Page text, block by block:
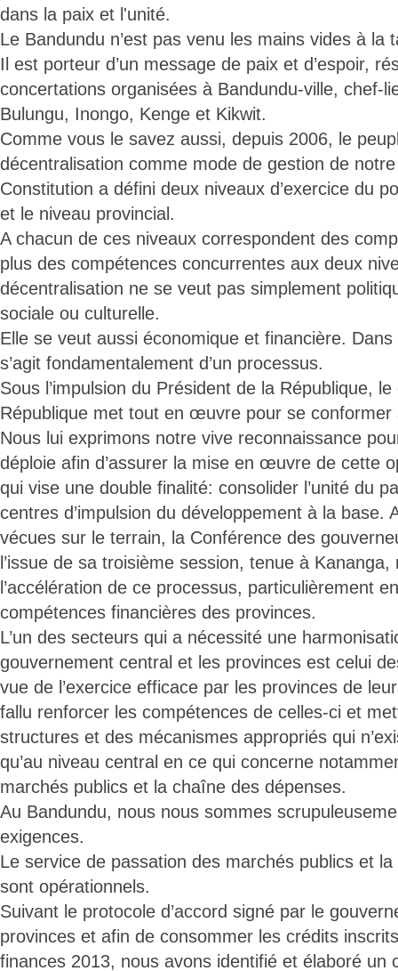
dans la paix et l'unité.
Le Bandundu n’est pas venu les mains vides à la
Il est porteur d’un message de paix et d’espoir,
concertations organisées à Bandundu-ville, chef-
Bulungu, Inongo, Kenge et Kikwit.
Comme vous le savez aussi, depuis 2006, le
décentralisation comme mode de gestion de
Constitution a défini deux niveaux d’exercice du
et le niveau provincial.
A chacun de ces niveaux correspondent des
plus des compétences concurrentes aux deux
décentralisation ne se veut pas simplement
sociale ou culturelle.
Elle se veut aussi économique et financière. Dans
s’agit fondamentalement d’un processus.
Sous l’impulsion du Président de la République,
République met tout en œuvre pour se conformer
Nous lui exprimons notre vive reconnaissance
déploie afin d’assurer la mise en œuvre de cette
qui vise une double finalité: consolider l’unité du
centres d’impulsion du développement à la base.
vécues sur le terrain, la Conférence des
l’issue de sa troisième session, tenue à
l’accélération de ce processus, particulièrement
compétences financières des provinces.
L’un des secteurs qui a nécessité une
gouvernement central et les provinces est celui
vue de l’exercice efficace par les provinces de
fallu renforcer les compétences de celles-ci et
structures et des mécanismes appropriés qui
qu’au niveau central en ce qui concerne
marchés publics et la chaîne des dépenses.
Au Bandundu, nous nous sommes
exigences.
Le service de passation des marchés publics et
sont opérationnels.
Suivant le protocole d’accord signé par le
provinces et afin de consommer les crédits
finances 2013, nous avons identifié et élaboré un